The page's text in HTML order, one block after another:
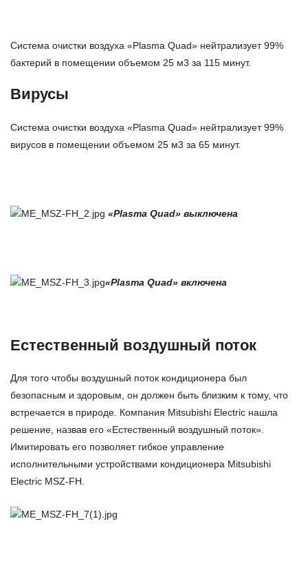
Система очистки воздуха «Plasma Quad» нейтрализует 99%
бактерий в помещении объемом 25 м3 за 115 минут.
Вирусы
Система очистки воздуха «Plasma Quad» нейтрализует 99%
вирусов в помещении объемом 25 м3 за 65 минут.
«Plasma Quad» выключена
«Plasma Quad» включена
Естественный воздушный поток
Для того чтобы воздушный поток кондиционера был
безопасным и здоровым, он должен быть близким к тому, что
встречается в природе. Компания Mitsubishi Electric нашла
решение, назвав его «Естественный воздушный поток».
Имитировать его позволяет гибкое управление
исполнительными устройствами кондиционера Mitsubishi
Electric MSZ-FH.